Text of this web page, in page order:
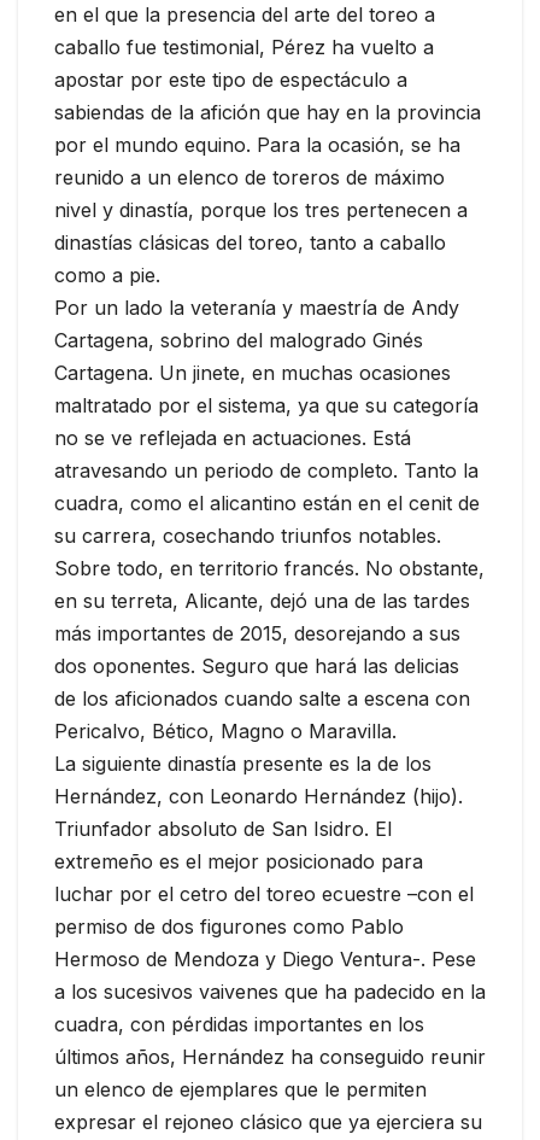
en el que la presencia del arte del toreo a
caballo fue testimonial, Pérez ha vuelto a
apostar por este tipo de espectáculo a
sabiendas de la afición que hay en la provincia
por el mundo equino. Para la ocasión, se ha
reunido a un elenco de toreros de máximo
nivel y dinastía, porque los tres pertenecen a
dinastías clásicas del toreo, tanto a caballo
como a pie.
Por un lado la veteranía y maestría de Andy
Cartagena, sobrino del malogrado Ginés
Cartagena. Un jinete, en muchas ocasiones
maltratado por el sistema, ya que su categoría
no se ve reflejada en actuaciones. Está
atravesando un periodo de completo. Tanto la
cuadra, como el alicantino están en el cenit de
su carrera, cosechando triunfos notables.
Sobre todo, en territorio francés. No obstante,
en su terreta, Alicante, dejó una de las tardes
más importantes de 2015, desorejando a sus
dos oponentes. Seguro que hará las delicias
de los aficionados cuando salte a escena con
Pericalvo, Bético, Magno o Maravilla.
La siguiente dinastía presente es la de los
Hernández, con Leonardo Hernández (hijo).
Triunfador absoluto de San Isidro. El
extremeño es el mejor posicionado para
luchar por el cetro del toreo ecuestre –con el
permiso de dos figurones como Pablo
Hermoso de Mendoza y Diego Ventura-. Pese
a los sucesivos vaivenes que ha padecido en la
cuadra, con pérdidas importantes en los
últimos años, Hernández ha conseguido reunir
un elenco de ejemplares que le permiten
expresar el rejoneo clásico que ya ejerciera su